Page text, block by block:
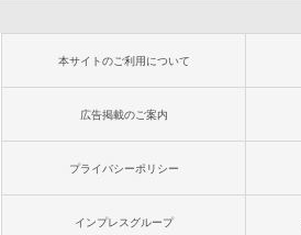
本サイトのご利用について
広告掲載のご案内
プライバシーポリシー
インプレスグループ